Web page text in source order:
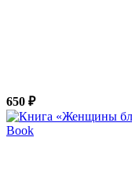
650 ₽